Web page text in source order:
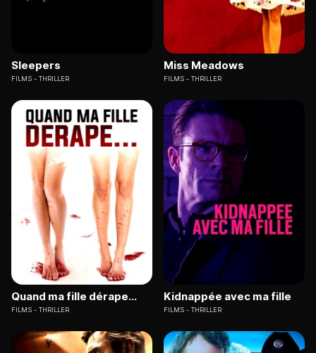
Sleepers
FILMS THRILLER
Miss Meadows
FILMS THRILLER
Quand ma fille dérape...
FILMS THRILLER
Kidnappée avec ma fille
FILMS THRILLER